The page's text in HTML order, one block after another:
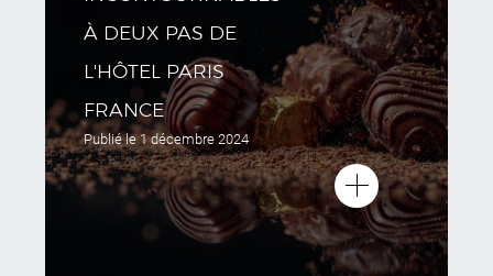
À DEUX PAS DE
L'HÔTEL PARIS
FRANCE
Publié le 1 décembre 2024